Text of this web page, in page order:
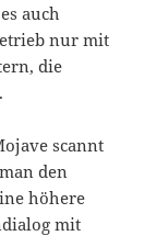
auch
nur mit
die
scannt
den
höhere
mit